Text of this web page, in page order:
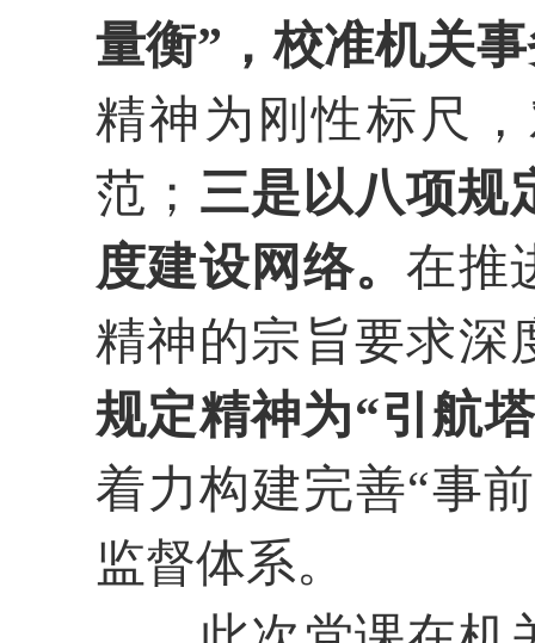
量衡”，校准机关
精神为刚性标尺
范； 三是以八项规
度建设网络。 在推
精神的宗旨要求深
规定精神为“引航
着力构建完善“事
监督体系。